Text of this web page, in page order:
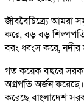
জীববৈচিত্র্যে আমরা
করে, বড় বড় শিল্পপতি
বরং ধ্বংস করে, নদীর
গত কয়েক বছরে
অগ্রগতি অর্জন
করেছে বাংলাদেশ